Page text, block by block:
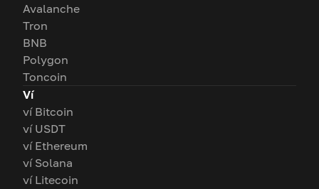
Avalanche
Tron
BNB
Polygon
Toncoin
Ví
ví Bitcoin
ví USDT
ví Ethereum
ví Solana
ví Litecoin